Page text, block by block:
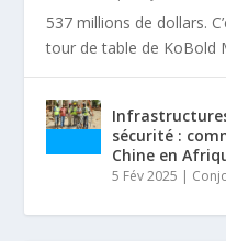
537 millions de dollars.
tour de table de KoBold
sécurité :
Chine en
5 Fév 2025